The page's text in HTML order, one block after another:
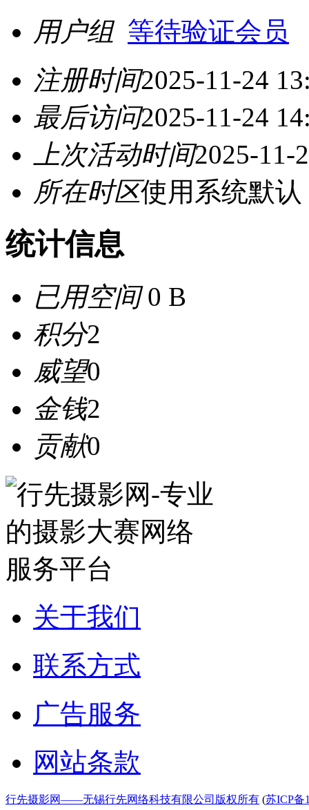
用户组 等待验证会员
注册时间2025-11-24
最后访问2025-11-24
上次活动时间2025-11-
所在时区使用系统默认
统计信息
已用空间0 B
积分2
威望0
金钱2
贡献0
关于我们
联系方式
广告服务
网站条款
行先摄影网——无锡行先网络科技有限公司版权所有 (苏ICP备